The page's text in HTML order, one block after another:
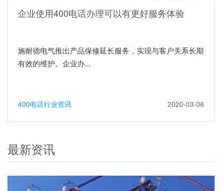
企业使用400电话办理可以有更好服务体验
施耐德电气推出产品保修延长服务，实现与客户关系长期
有效的维护。企业办...
400电话行业资讯 2020-03-06
最新资讯